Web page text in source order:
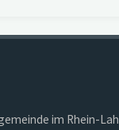
im Rhein-